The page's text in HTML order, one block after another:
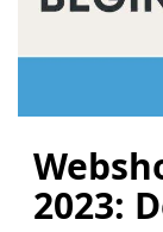
2023: